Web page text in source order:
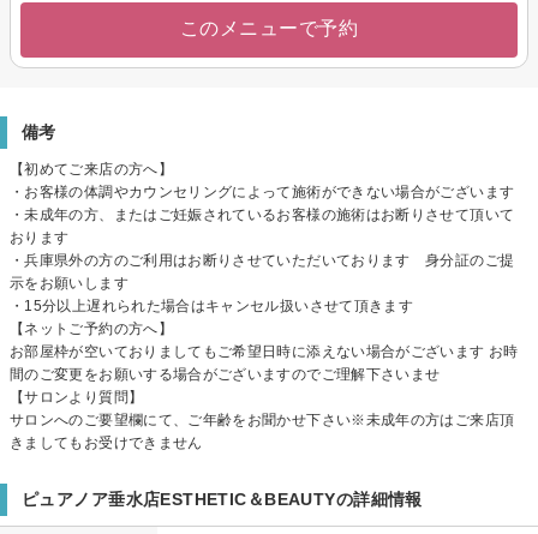
このメニューで予約
備考
【初めてご来店の方へ】
・お客様の体調やカウンセリングによって施術ができない場合がございます
・未成年の方、またはご妊娠されているお客様の施術はお断りさせて頂いて
おります
・兵庫県外の方のご利用はお断りさせていただいております 身分証のご提
示をお願いします
・15分以上遅れられた場合はキャンセル扱いさせて頂きます
【ネットご予約の方へ】
お部屋枠が空いておりましてもご希望日時に添えない場合がございます お時
間のご変更をお願いする場合がございますのでご理解下さいませ
【サロンより質問】
サロンへのご要望欄にて、ご年齢をお聞かせ下さい※未成年の方はご来店頂
きましてもお受けできません
ピュアノア垂水店ESTHETIC＆BEAUTYの詳細情報